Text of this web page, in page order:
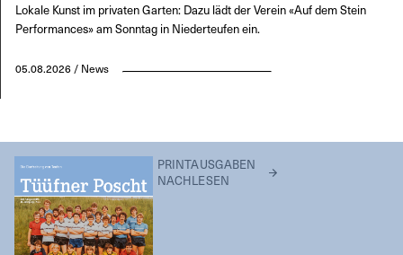
Lokale Kunst im privaten Garten: Dazu lädt der Verein «Auf dem Stein
Performances» am Sonntag in Niederteufen ein.
05.08.2026 / News
PRINTAUSGABEN
NACHLESEN